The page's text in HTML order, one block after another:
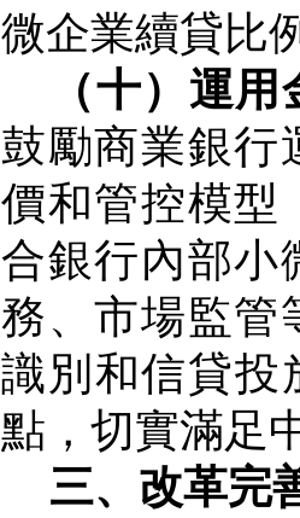
微企業續貸比
（十）運
鼓勵商業銀行
價和管控模型
合銀行內部小
務、市場監管
識別和信貸投
點，切實滿足
三、改革完